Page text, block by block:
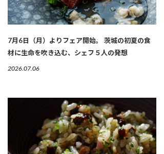
7月6日（月）よりフェア開始。 茨城の初夏の食
材に生命を吹き込む、シェフ５人の発想
2026.07.06